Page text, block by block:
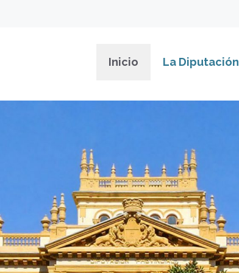
Inicio La Diputación